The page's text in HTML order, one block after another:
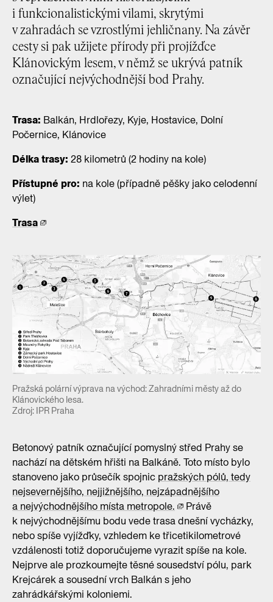
i funkcionalistickými vilami, skrytými
v zahradách se vzrostlými jehličnany. Na závěr
cesty si pak užijete přírody při projížďce
Klánovickým lesem, v němž se ukrývá patník
označující nejvýchodnější bod Prahy.
Trasa: Balkán, Hrdlořezy, Kyje, Hostavice, Dolní
Počernice, Klánovice
Délka trasy: 28 kilometrů (2 hodiny na kole)
Přístupné pro: na kole (případně pěšky jako celodenní
výlet)
Trasa
Pražská polární výprava na východ: Zahradními městy až do
Klánovického lesa.
Zdroj: IPR Praha
Betonový patník označující pomyslný střed Prahy se
nachází na dětském hřišti na Balkáně. Toto místo bylo
stanoveno jako průsečík spojnic pražských pólů, tedy
nejsevernějšího, nejjižnějšího, nejzápadnějšího
a nejvýchodnějšího místa metropole.
Právě
k nejvýchodnějšímu bodu vede trasa dnešní vycházky,
nebo spíše vyjížďky, vzhledem ke třicetikilometrové
vzdálenosti totiž doporučujeme vyrazit spíše na kole.
Nejprve ale prozkoumejte těsné sousedství pólu, park
Krejcárek a sousední vrch Balkán s jeho
zahrádkářskými koloniemi.